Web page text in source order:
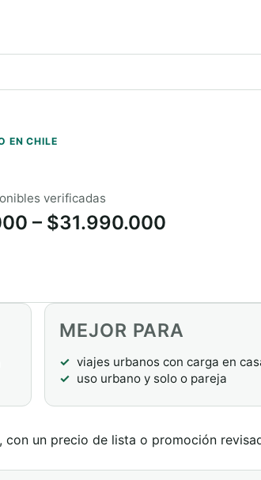
EN CHILE
verificadas
– $31.990.000
MEJOR PARA
viajes urbanos con carga en
uso urbano y solo o pareja
un precio de lista o promoción